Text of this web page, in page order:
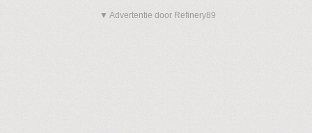
▼ Advertentie door Refinery89